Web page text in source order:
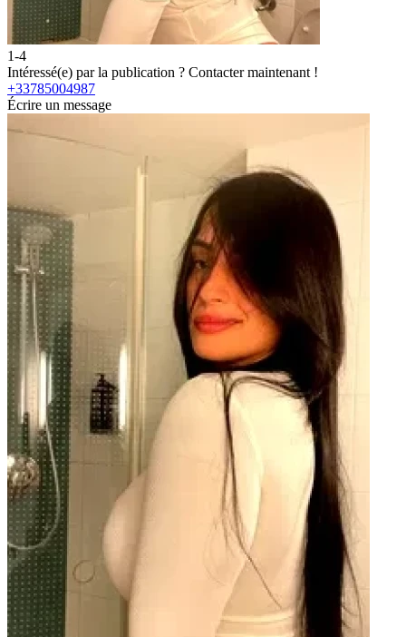
1-4
Intéressé(e) par la publication ? Contacter maintenant !
+33785004987
Écrire un message